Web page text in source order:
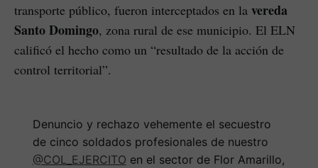
transporte público, fueron interceptados en la vereda
Santo Domingo, zona rural de ese municipio. El ELN
calificó el hecho como un “resultado de la acción de
control territorial”.
Denuncio y rechazo vehemente el secuestro
de cinco soldados profesionales de nuestro
@COL_EJERCITO en el sector de Flor Amarillo,